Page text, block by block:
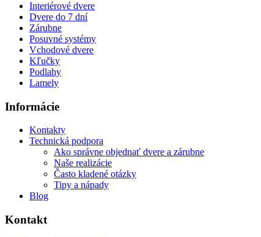
Interiérové dvere
Dvere do 7 dní
Zárubne
Posuvné systémy
Vchodové dvere
Kľučky
Podlahy
Lamely
Informácie
Kontakty
Technická podpora
Ako správne objednať dvere a zárubne
Naše realizácie
Často kladené otázky
Tipy a nápady
Blog
Kontakt